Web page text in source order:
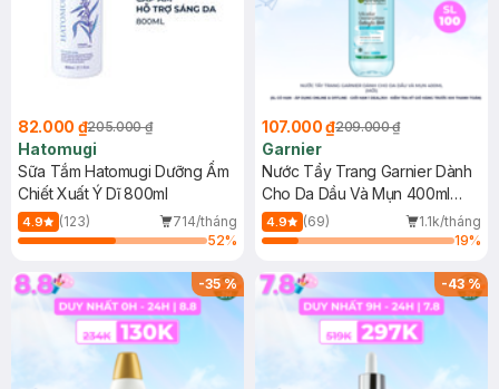
82.000 ₫205.000 ₫
Hatomugi
Sữa Tắm Hatomugi Dưỡng Ẩm
Chiết Xuất Ý Dĩ 800ml
4.9 (123)
714/tháng
52%
107.000 ₫209.000 ₫
Garnier
Nước Tẩy Trang Garnier Dành
Cho Da Dầu Và Mụn 400ml
(Mới)
4.9 (69)
1.1k/tháng
19%
-35% -43%